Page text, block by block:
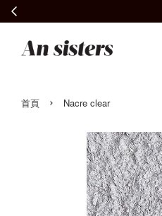
首頁 › Nacre clear